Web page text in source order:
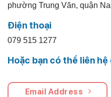
phường Trung Văn, quận
Điện thoại
079 515 1277
Hoặc bạn có thể liên hệ
Email Address